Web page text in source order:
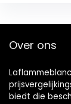
Over ons
biedt die